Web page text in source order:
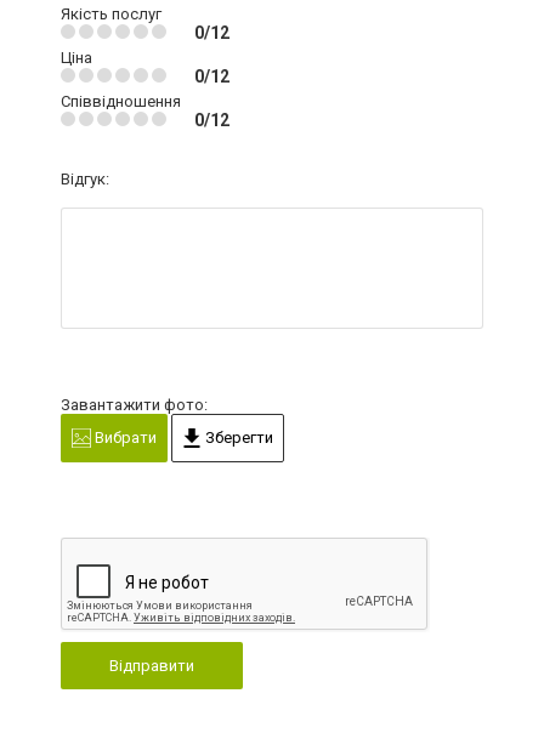
Якість послуг
0/12
Ціна
0/12
Співвідношення
0/12
Відгук:
Завантажити фото:
Вибрати
Зберегти
Відправити